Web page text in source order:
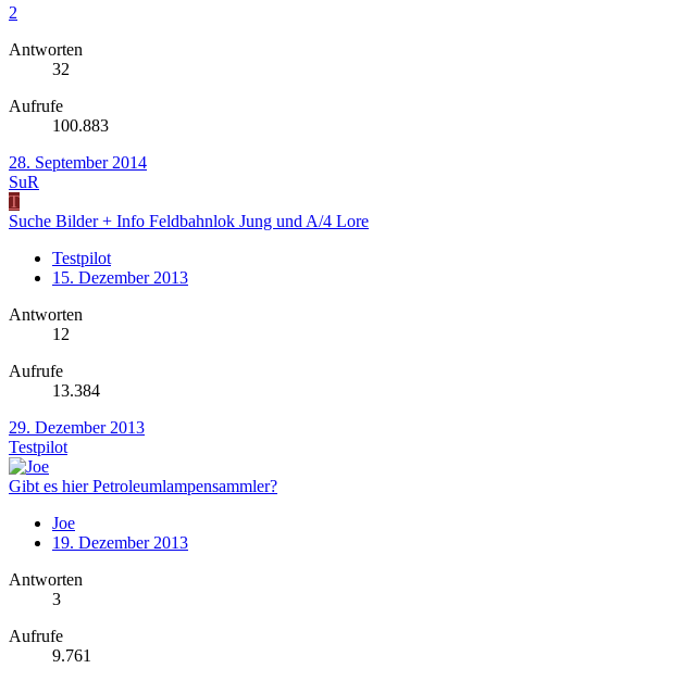
2
Antworten
32
Aufrufe
100.883
28. September 2014
SuR
T
Suche Bilder + Info Feldbahnlok Jung und A/4 Lore
Testpilot
15. Dezember 2013
Antworten
12
Aufrufe
13.384
29. Dezember 2013
Testpilot
Gibt es hier Petroleumlampensammler?
Joe
19. Dezember 2013
Antworten
3
Aufrufe
9.761